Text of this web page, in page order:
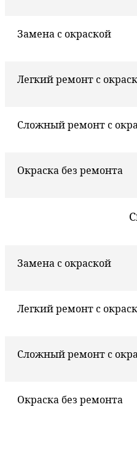
Замена с окраской
Легкий ремонт с
Сложный ремонт с
Окраска без ремонта
Замена с окраской
Легкий ремонт с
Сложный ремонт с
Окраска без ремонта